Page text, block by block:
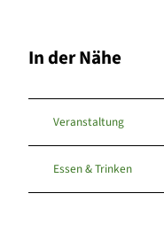
In der Nähe
Veranstaltung
Essen & Trinken